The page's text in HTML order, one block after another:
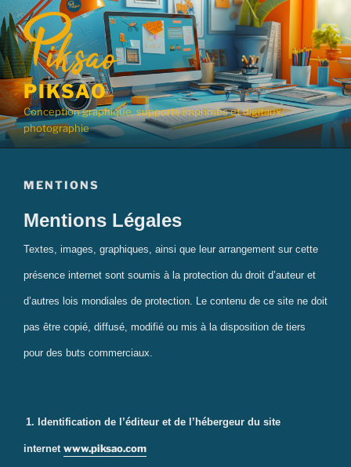
Aller
au
contenu
principal
PIKSAO
Conception graphique, supports imprimés et digitaux,
photographie
MENTIONS
Mentions Légales
Textes, images, graphiques, ainsi que leur arrangement sur cette
présence internet sont soumis à la protection du droit d’auteur et
d’autres lois mondiales de protection. Le contenu de ce site ne doit
pas être copié, diffusé, modifié ou mis à la disposition de tiers
pour des buts commerciaux.
1. Identification de l’éditeur et de l’hébergeur du site
internet www.piksao.com